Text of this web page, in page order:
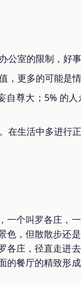
公室的限制，好
，更多的可能是
自尊大；5% 的
在生活中多进行
一个叫罗各庄，
，但散散步还
庄，径直走进
餐厅的精致形